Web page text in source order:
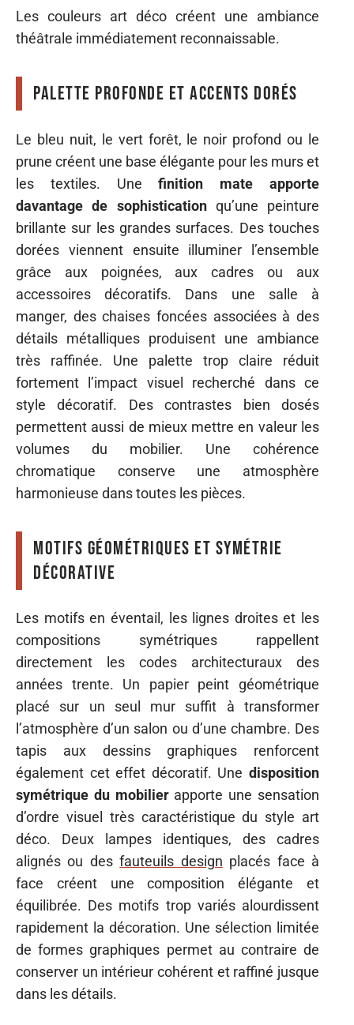
Les couleurs art déco créent une ambiance
théâtrale immédiatement reconnaissable.
Palette profonde et accents dorés
Le bleu nuit, le vert forêt, le noir profond ou le
prune créent une base élégante pour les murs et
les textiles. Unefinition mate apporte
davantage de sophisticationqu’une peinture
brillante sur les grandes surfaces. Des touches
dorées viennent ensuite illuminer l’ensemble
grâce aux poignées, aux cadres ou aux
accessoires décoratifs. Dans une salle à
manger, des chaises foncées associées à des
détails métalliques produisent une ambiance
très raffinée. Une palette trop claire réduit
fortement l’impact visuel recherché dans ce
style décoratif. Des contrastes bien dosés
permettent aussi de mieux mettre en valeur les
volumes du mobilier. Une cohérence
chromatique conserve une atmosphère
harmonieuse dans toutes les pièces.
Motifs géométriques et symétrie
décorative
Les motifs en éventail, les lignes droites et les
compositions symétriques rappellent
directement les codes architecturaux des
années trente. Un papier peint géométrique
placé sur un seul mur suffit à transformer
l’atmosphère d’un salon ou d’une chambre. Des
tapis aux dessins graphiques renforcent
également cet effet décoratif. Une disposition
symétrique du mobilier apporte une sensation
d’ordre visuel très caractéristique du style art
déco. Deux lampes identiques, des cadres
alignés ou desfauteuils design placés face à
face créent une composition élégante et
équilibrée. Des motifs trop variés alourdissent
rapidement la décoration. Une sélection limitée
de formes graphiques permet au contraire de
conserver un intérieur cohérent et raffiné jusque
dans les détails.